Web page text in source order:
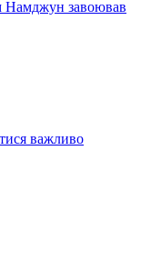
Намджун завоював
важливо